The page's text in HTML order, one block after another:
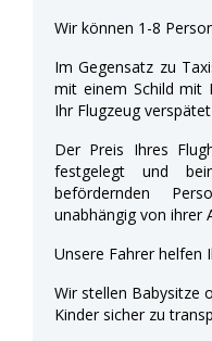
Wir können 1-8
Im Gegensatz zu
mit einem Schild mit
Ihr Flugzeug
Der Preis Ihres
festgelegt und
befördernden
unabhängig von ihrer
Unsere Fahrer helfen
Wir stellen Babysitze
Kinder sicher zu